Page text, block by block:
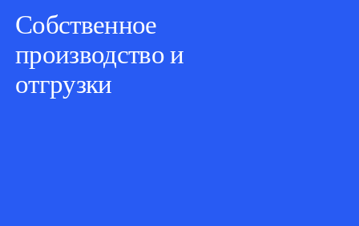
Собственное
производство и
отгрузки